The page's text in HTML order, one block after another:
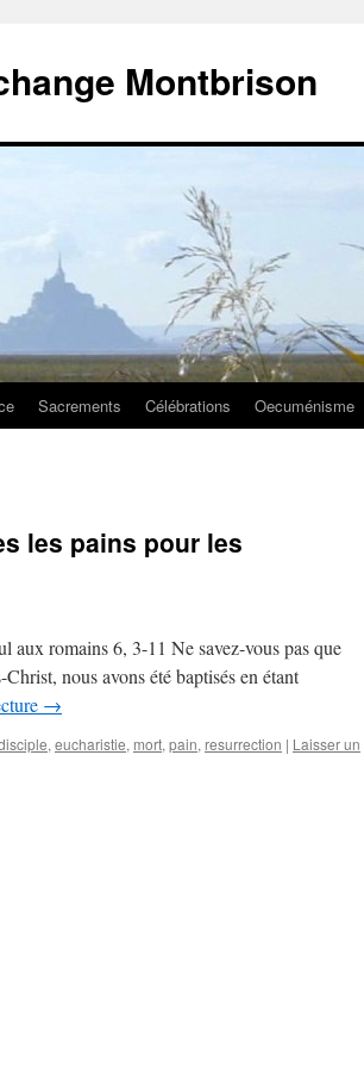
Montbrison
Sacrements Célébrations Oecuménisme
les pains pour les
romains 6, 3-11 Ne savez-vous pas que
nous avons été baptisés en étant
→
, eucharistie, mort, pain, resurrection | Laisser un